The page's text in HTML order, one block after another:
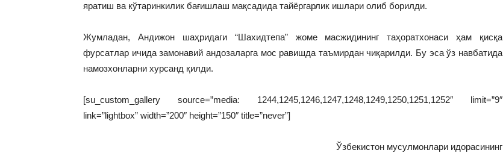
яратиш ва кўтаринкилик бағишлаш мақсадида тайёргарлик ишлари олиб борилди.
Жумладан, Андижон шаҳридаги “Шахидтепа” жоме масжидининг таҳоратхонаси ҳам қисқа
фурсатлар ичида замонавий андозаларга мос равишда таъмирдан чиқарилди. Бу эса ўз навбатида
намозхонларни хурсанд қилди.
[su_custom_gallery source=”media: 1244,1245,1246,1247,1248,1249,1250,1251,1252″ limit=”9″
link=”lightbox” width=”200″ height=”150″ title=”never”]
Ўзбекистон мусулмонлари идорасининг